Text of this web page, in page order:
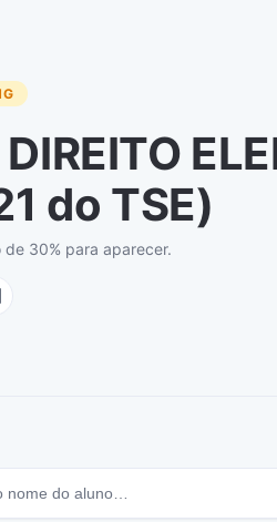
do TSE)
30% para aparecer.